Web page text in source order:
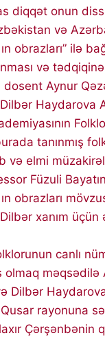
diqqət onun
və
obrazları” ilə
və
Aynur
Haydarova
tanınmış
və elmi
Füzuli
obrazları
xanım üçün
canlı
olmaq məqsədilə
Dilbər
rayonuna
Çərşənbənin